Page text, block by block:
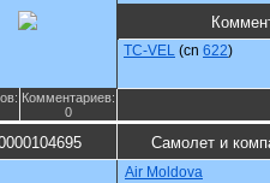
TC-VEL (cn 622)
Комментариев:
0
Самолет и
Air Moldova